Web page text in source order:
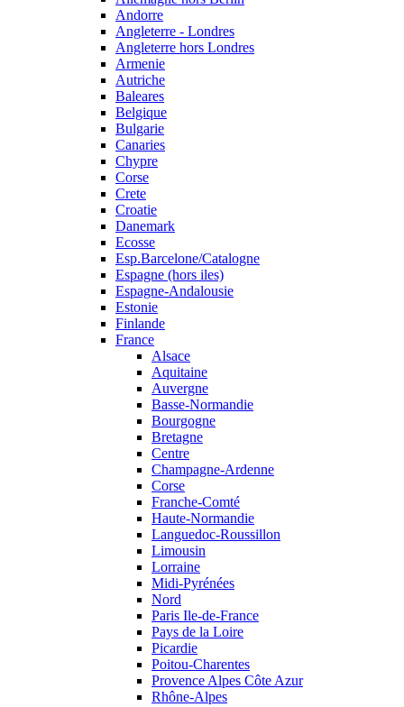
Andorre
Angleterre - Londres
Angleterre hors Londres
Armenie
Autriche
Baleares
Belgique
Bulgarie
Canaries
Chypre
Corse
Crete
Croatie
Danemark
Ecosse
Esp.Barcelone/Catalogne
Espagne (hors iles)
Espagne-Andalousie
Estonie
Finlande
France
Alsace
Aquitaine
Auvergne
Basse-Normandie
Bourgogne
Bretagne
Centre
Champagne-Ardenne
Corse
Franche-Comté
Haute-Normandie
Languedoc-Roussillon
Limousin
Lorraine
Midi-Pyrénées
Nord
Paris Ile-de-France
Pays de la Loire
Picardie
Poitou-Charentes
Provence Alpes Côte Azur
Rhône-Alpes